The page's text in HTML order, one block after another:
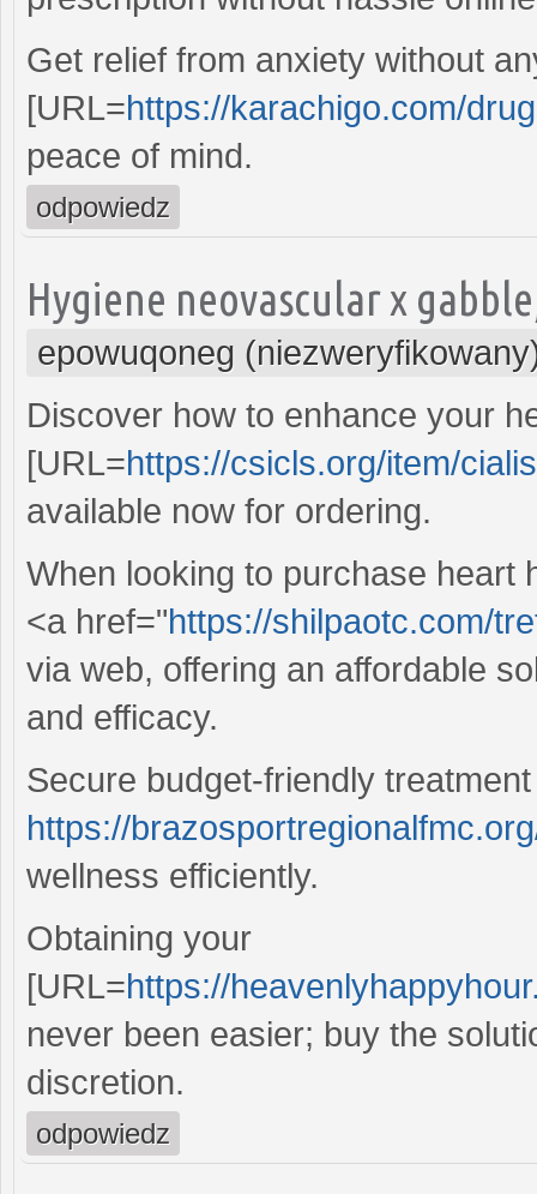
Get relief from anxiety without
[URL=https://karachigo.com/
peace of mind.
odpowiedz
Hygiene neovascular x
epowuqoneg
Discover how to enhance your
[URL=https://csicls.org/item/
available now for ordering.
When looking to purchase heart
<a href="https://shilpaotc.com/
via web, offering an affordable
and efficacy.
Secure budget-friendly
https://
wellness efficiently.
Obtaining your
[URL=https://
never been easier; buy the
discretion.
odpowiedz